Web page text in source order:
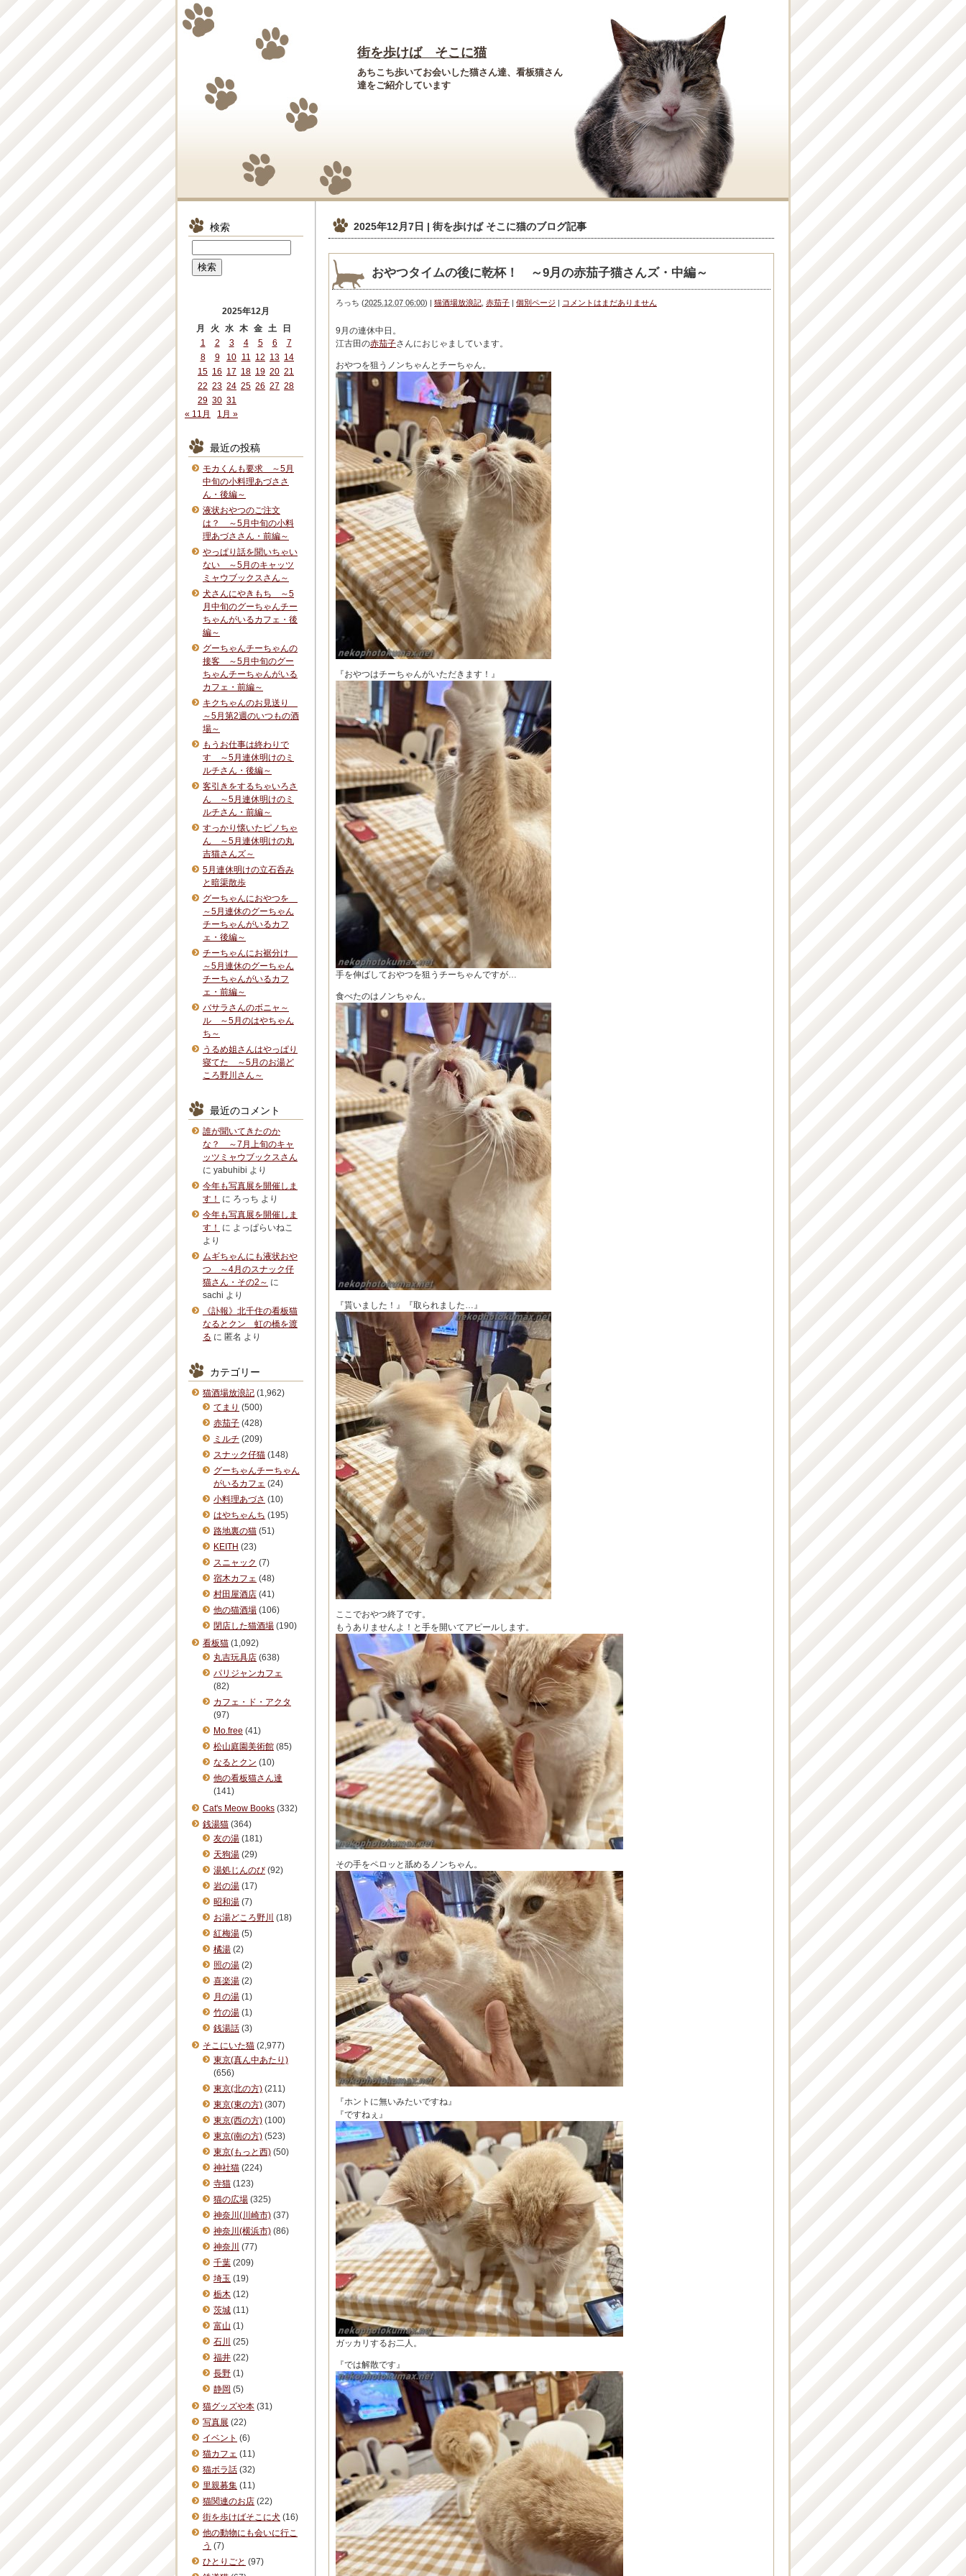
街を歩けば そこに猫
あちこち歩いてお会いした猫さん達、看板猫さん
達をご紹介しています
2025年12月7日 | 街を歩けば そこに猫のブログ記事
おやつタイムの後に乾杯！ ～9月の赤茄子猫さんズ・中編～
ろっち (2025.12.07 06:00) | 猫酒場放浪記 赤茄子 | 個別ページ | コメントはまだありません
9月の連休中日。
江古田の赤茄子さんにおじゃましています。
おやつを狙うノンちゃんとチーちゃん。
『おやつはチーちゃんがいただきます！』
手を伸ばしておやつを狙うチーちゃんですが…
食べたのはノンちゃん。
『貰いました！』『取られました…』
ここでおやつ終了です。
もうありませんよ！と手を開いてアピールします。
その手をペロッと舐めるノンちゃん。
『ホントに無いみたいですね』
『ですねぇ』
ガッカリするお二人。
『では解散です』
検索
2025年12月
月
火 水 木 金 土
日
1
2 3 4 5 6
7
8
9 10 11 12 13 14
15 16 17 18 19 20 21
22 23 24 25 26 27 28
29 30 31
« 11月
1月 »
最近の投稿
モカくんも要求 ～5月
中旬の小料理あづささ
ん・後編～
液状おやつのご注文
は？ ～5月中旬の小料
理あづささん・前編～
やっぱり話を聞いちゃい
ない ～5月のキャッツ
ミャウブックスさん～
犬さんにやきもち ～5
月中旬のグーちゃんチー
ちゃんがいるカフェ・後
編～
グーちゃんチーちゃんの
接客 ～5月中旬のグー
ちゃんチーちゃんがいる
カフェ・前編～
キクちゃんのお見送り
～5月第2週のいつもの酒
場～
もうお仕事は終わりで
す ～5月連休明けのミ
ルチさん・後編～
客引きをするちゃいろさ
ん ～5月連休明けのミ
ルチさん・前編～
すっかり懐いたピノちゃ
ん ～5月連休明けの丸
吉猫さんズ～
5月連休明けの立石呑み
と暗渠散歩
グーちゃんにおやつを
～5月連休のグーちゃん
チーちゃんがいるカフ
ェ・後編～
チーちゃんにお裾分け
～5月連休のグーちゃん
チーちゃんがいるカフ
ェ・前編～
バサラさんのボニャ～
ル ～5月のはやちゃん
ち～
うるめ姐さんはやっぱり
寝てた ～5月のお湯ど
ころ野川さん～
最近のコメント
誰が聞いてきたのか
な？ ～7月上旬のキャ
ッツミャウブックスさん
に yabuhibi より
今年も写真展を開催しま
す！
に ろっち より
今年も写真展を開催しま
す！
に よっぱらいねこ
より
ムギちゃんにも液状おや
つ ～4月のスナック仔
猫さん・その2～ に
sachi より
《訃報》北千住の看板猫
なるとクン 虹の橋を渡
る に 匿名 より
カテゴリー
猫酒場放浪記 (1,962)
てまり (500)
赤茄子 (428)
ミルチ (209)
スナック仔猫 (148)
グーちゃんチーちゃん
がいるカフェ (24)
小料理あづさ (10)
はやちゃんち (195)
路地裏の猫 (51)
KEITH (23)
スニャック (7)
宿木カフェ (48)
村田屋酒店 (41)
他の猫酒場 (106)
閉店した猫酒場 (190)
看板猫 (1,092)
丸吉玩具店 (638)
パリジャンカフェ
(82)
カフェ・ド・アクタ
(97)
Mo.free (41)
松山庭園美術館 (85)
なるとクン (10)
他の看板猫さん達
(141)
Cat's Meow Books (332)
銭湯猫 (364)
友の湯 (181)
天狗湯 (29)
湯処じんのび (92)
岩の湯 (17)
昭和湯 (7)
お湯どころ野川 (18)
紅梅湯 (5)
橘湯 (2)
照の湯 (2)
喜楽湯 (2)
月の湯 (1)
竹の湯 (1)
銭湯話 (3)
そこにいた猫 (2,977)
東京(真ん中あたり)
(656)
東京(北の方) (211)
東京(東の方) (307)
東京(西の方) (100)
東京(南の方) (523)
東京(もっと西) (50)
神社猫 (224)
寺猫 (123)
猫の広場 (325)
神奈川(川崎市) (37)
神奈川(横浜市) (86)
神奈川 (77)
千葉 (209)
埼玉 (19)
栃木 (12)
茨城 (11)
富山 (1)
石川 (25)
福井 (22)
長野 (1)
静岡 (5)
猫グッズや本 (31)
写真展 (22)
イベント (6)
猫カフェ (11)
猫ボラ話 (32)
里親募集 (11)
猫関連のお店 (22)
街を歩けばそこに犬 (16)
他の動物にも会いに行こ
う (7)
ひとりごと (97)